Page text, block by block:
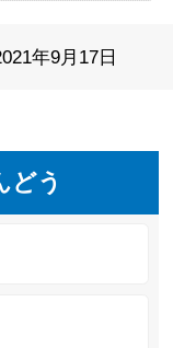
年9月17日
どう